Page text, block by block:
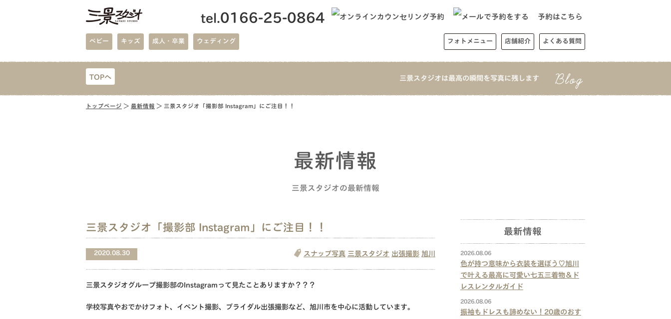
予約はこちら
tel.0166-25-0864
ベビー キッズ 成人・卒業 ウェディング フォトメニュー 店舗紹介 よくある質問
三景スタジオは最高の瞬間を写真に残します
TOPへ
トップページ ＞ 最新情報 ＞ 三景スタジオ「撮影部 Instagram」にご注目！！
最新情報
三景スタジオの最新情報
三景スタジオ「撮影部 Instagram」にご注目！！
2020.08.30 スナップ写真 三景スタジオ 出張撮影 旭川
三景スタジオグループ撮影部のInstagramって見たことありますか？？？
学校写真やおでかけフォト、イベント撮影、ブライダル出張撮影など、旭川市を中心に活動しています。
最新情報
2026.08.06
色が持つ意味から衣装を選ぼう♡旭川
で叶える最高に可愛い七五三着物＆ド
レスレンタルガイド
2026.08.06
振袖もドレスも諦めない！20歳のおす